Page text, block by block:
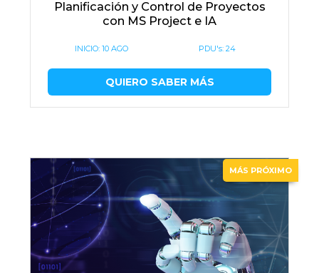
Planificación y Control de Proyectos
con MS Project e IA
INICIO:10 AGO PDU's: 24
QUIERO SABER MÁS
MÁS PRÓXIMO